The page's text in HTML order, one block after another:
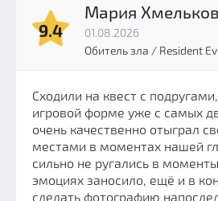
9.4
Мария
01.08.2026
Обитель зла / Resident
Сходили на квест с
игровой форме уже с самых
очень качественно отыграл
местами в моментах нашей
сильно не ругались в
эмоциях заносило, ещё и в
сделать фотографию